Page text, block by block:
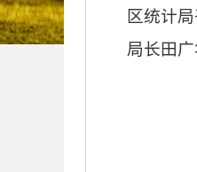
区统计
局长田